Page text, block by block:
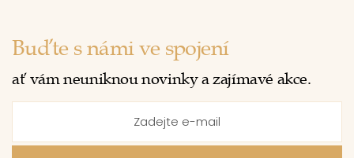
Buďte s námi ve spojení
ať vám neuniknou novinky a zajímavé akce.